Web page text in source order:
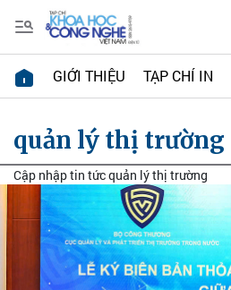
GIỚI THIỆU TẠP CHÍ IN
quản lý thị trường
Cập nhập tin tức quản lý thị trường